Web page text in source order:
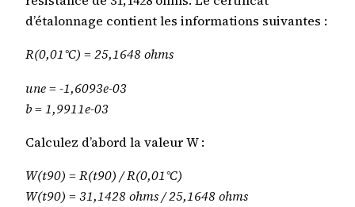
d’étalonnage contient les informations suivantes :
R(0,01°C) = 25,1648 ohms
une = -1,6093e-03
b = 1,9911e-03
Calculez d’abord la valeur W :
W(t90) = R(t90) / R(0,01°C)
W(t90) = 31,1428 ohms / 25,1648 ohms